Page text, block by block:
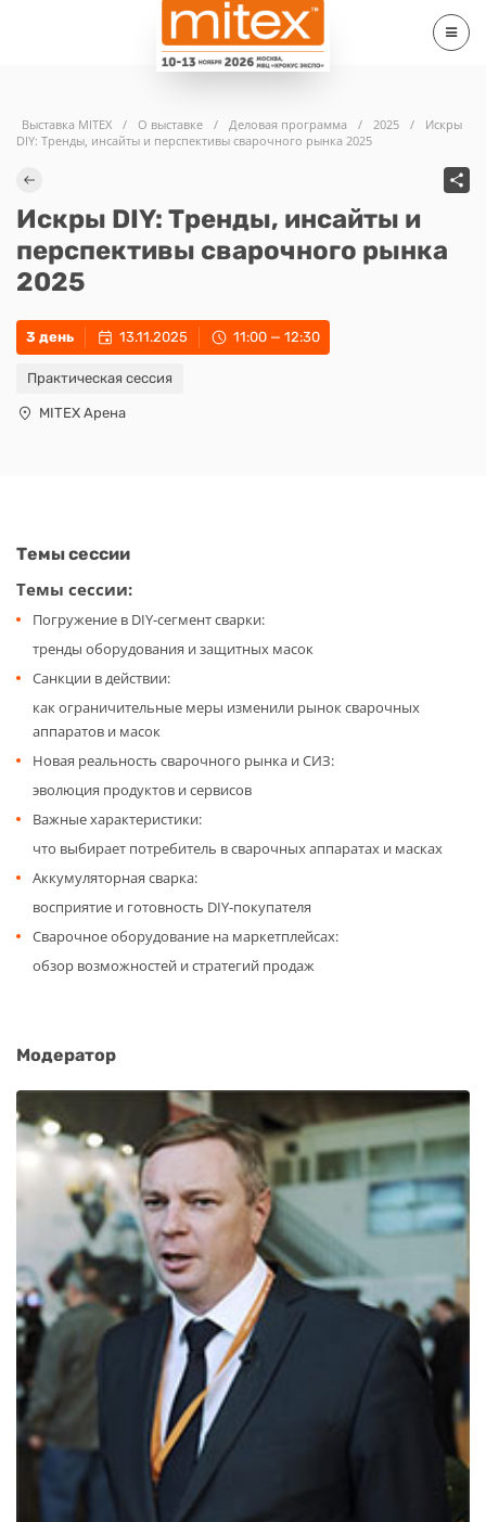
Выставка MITEX / О выставке / Деловая программа / 2025 /
Искры
DIY: Тренды, инсайты и перспективы сварочного рынка 2025
Искры DIY: Тренды, инсайты и
перспективы сварочного рынка
2025
3 день 13.11.2025 11:00 — 12:30
Практическая сессия
MITEX Арена
Темы сессии
Темы сессии:
Погружение в DIY-сегмент сварки:
тренды оборудования и защитных масок
Санкции в действии:
как ограничительные меры изменили рынок сварочных
аппаратов и масок
Новая реальность сварочного рынка и СИЗ:
эволюция продуктов и сервисов
Важные характеристики:
что выбирает потребитель в сварочных аппаратах и масках
Аккумуляторная сварка:
восприятие и готовность DIY-покупателя
Сварочное оборудование на маркетплейсах:
обзор возможностей и стратегий продаж
Модератор